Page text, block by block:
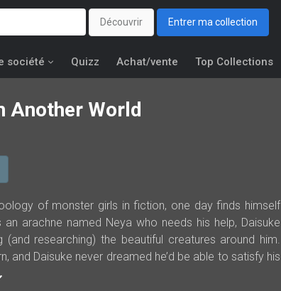
Découvrir Entrer ma collection
société Quizz Achat/vente Top Collections
Another World
of monster girls in fiction, one day finds himself
arachne named Neya who needs his help, Daisuke
researching) the beautiful creatures around him.
Daisuke never dreamed he’d be able to satisfy his
for mature readers is perfect for fans of Monster Girl